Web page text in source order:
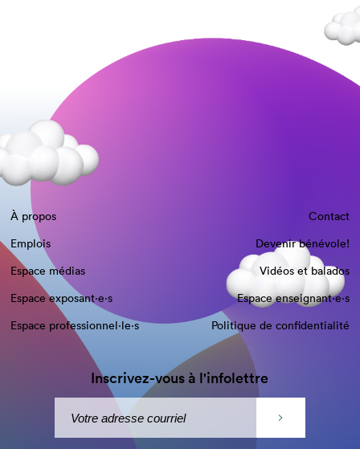
À propos
Contact
Emplois
Devenir bénévole!
Espace médias
Vidéos et balados
Espace exposant·e⋅s
Espace enseignant·e⋅s
Espace professionnel·le⋅s
Politique de confidentialité
Inscrivez-vous à l'infolettre